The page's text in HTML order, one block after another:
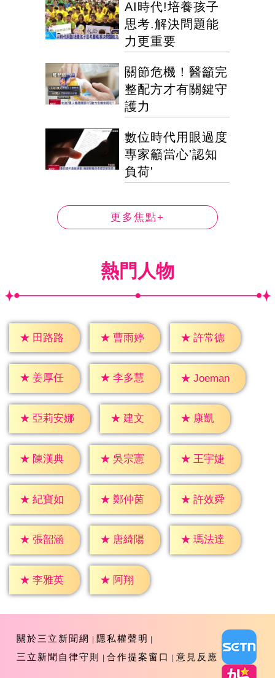
AI時代!培養孩子
思考.解決問題能
力更重要
關節危機！醫籲完
整配方才有關鍵守
護力
數位時代用眼過度
專家籲當心'認知
負荷'
更多焦點+
熱門人物
★ 田路路 ★ 曹雨婷 ★ 許常德
★ 姜厚任 ★ 李多慧 ★ Joeman
★ 亞莉安娜 ★ 建文 ★ 康凱
★ 陳漢典 ★ 吳宗憲 ★ 王宇婕
★ 紀寶如 ★ 鄭仲茵 ★ 許效舜
★ 張韶涵 ★ 唐綺陽 ★ 瑪法達
★ 李雅英 ★ 阿翔
關於三立新聞網
隱私權聲明
三立新聞自律守則
合作提案窗口 意見反應